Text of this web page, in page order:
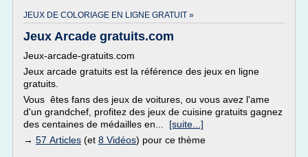
JEUX DE COLORIAGE EN LIGNE GRATUIT »
Jeux Arcade gratuits.com
Jeux-arcade-gratuits.com
Jeux arcade gratuits est la référence des jeux en ligne
gratuits.
Vous êtes fans des jeux de voitures, ou vous avez l'ame
d'un grandchef, profitez des jeux de cuisine gratuits gagnez
des centaines de médailles en... [suite...]
→ 57 Articles (et 8 Vidéos) pour ce thème